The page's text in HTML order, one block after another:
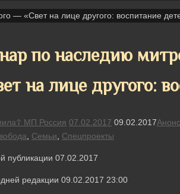
— «Свет на лице другого: воспитание
по наследию
на лице другого:
МП Россия 07.02.2017 09.02.2017
Семьи Спецпроекты
публикации 07.02.2017
редакции 09.02.2017 23:00